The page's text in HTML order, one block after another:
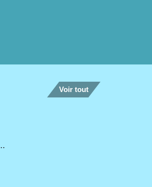
Voir tout